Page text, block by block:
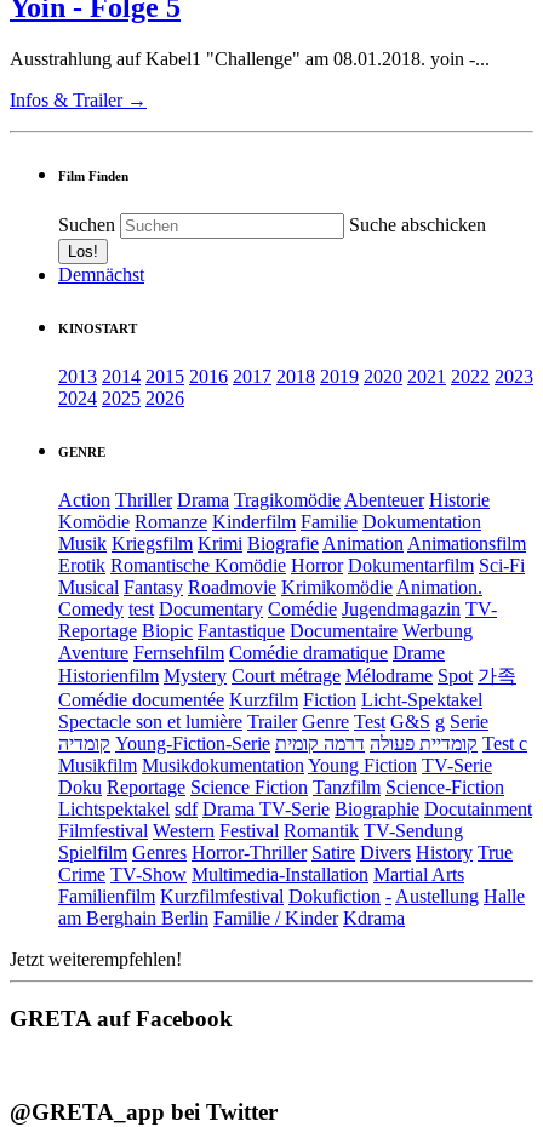
Yoin - Folge 5
Ausstrahlung auf Kabel1 "Challenge" am 08.01.2018. yoin -...
Infos & Trailer →
Film Finden
Suchen Suche abschicken
Demnächst
KINOSTART
2013 2014 2015 2016 2017 2018 2019 2020 2021 2022 2023
2024 2025 2026
GENRE
Action Thriller Drama Tragikomödie Abenteuer Historie
Komödie Romanze Kinderfilm Familie Dokumentation
Musik Kriegsfilm Krimi Biografie Animation Animationsfilm
Erotik Romantische Komödie Horror Dokumentarfilm Sci-Fi
Musical Fantasy Roadmovie Krimikomödie Animation.
Comedy test Documentary Comédie Jugendmagazin TV-
Reportage Biopic Fantastique Documentaire Werbung
Aventure Fernsehfilm Comédie dramatique Drame
Historienfilm Mystery Court métrage Mélodrame Spot 가족
Comédie documentée Kurzfilm Fiction Licht-Spektakel
Spectacle son et lumière Trailer Genre Test G&S g Serie
קומדיה Young-Fiction-Serie קומדיית פעולה דרמה קומית
Test c
Musikfilm Musikdokumentation Young Fiction TV-Serie
Doku Reportage Science Fiction Tanzfilm Science-Fiction
Lichtspektakel sdf Drama TV-Serie Biographie Docutainment
Filmfestival Western Festival Romantik TV-Sendung
Spielfilm Genres Horror-Thriller Satire Divers History True
Crime TV-Show Multimedia-Installation Martial Arts
Familienfilm Kurzfilmfestival Dokufiction - Austellung Halle
am Berghain Berlin Familie / Kinder Kdrama
Jetzt weiterempfehlen!
GRETA auf Facebook
@GRETA_app bei Twitter